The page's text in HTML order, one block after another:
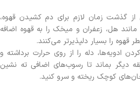
گذشت زمان لازم برای دم کشیدن قهوه،
مانند هل، زعفران و میخک را به قهوه اضافه
قهوه را بسیار دلپذیرتر می‌کنند.
ادویه‌ها، دله را از روی حرارت برداشته و
دیگر بماند تا رسوب‌های اضافی ته نشین
کوچک ریخته و سرو کنید.